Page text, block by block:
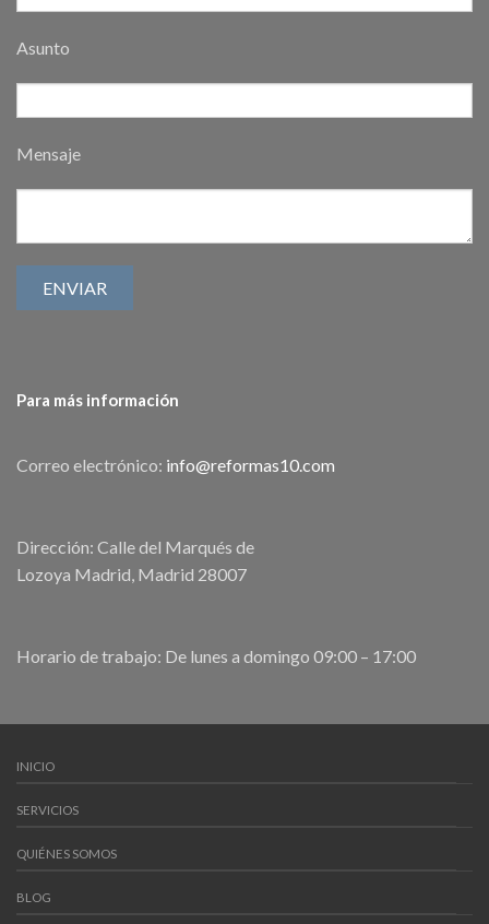
Asunto
Mensaje
Para más información
Correo electrónico: info@reformas10.com
Dirección: Calle del Marqués de
Lozoya Madrid, Madrid 28007
Horario de trabajo: De lunes a domingo 09:00 – 17:00
INICIO
SERVICIOS
QUIÉNES SOMOS
BLOG